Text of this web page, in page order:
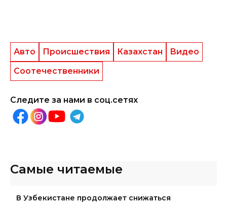
Авто Происшествия Казахстан
Видео
Соотечественники
Следите за нами в соц.сетях
Самые читаемые
В Узбекистане продолжает снижаться